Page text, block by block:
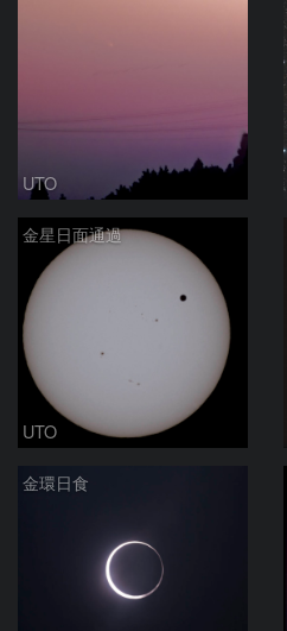
UTO
金星日面通過
UTO
金環日食